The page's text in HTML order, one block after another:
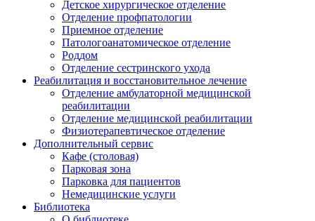
Детское хирургическое отделение
Отделение профпатологии
Приемное отделение
Патологоанатомическое отделение
Роддом
Отделение сестринского ухода
Реабилитация и восстановительное лечение
Отделение амбулаторной медицинской
реабилитации
Отделение медицинской реабилитации
Физиотерапевтическое отделение
Дополнительный сервис
Кафе (столовая)
Парковая зона
Парковка для пациентов
Немедицинские услуги
Библиотека